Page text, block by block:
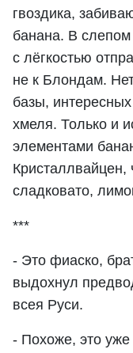
гвоздика,
банана. В
с лёгкостью
не к Блондам.
базы,
хмеля. Только и
элементами
сладковато,
***
- Это фиаско,
выдохнул
всея Руси.
- Похоже, это уже